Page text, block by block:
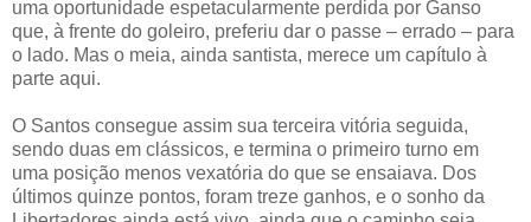
uma oportunidade espetacularmente perdida por Ganso
que, à frente do goleiro, preferiu dar o passe – errado – para
o lado. Mas o meia, ainda santista, merece um capítulo à
parte aqui.
O Santos consegue assim sua terceira vitória seguida,
sendo duas em clássicos, e termina o primeiro turno em
uma posição menos vexatória do que se ensaiava. Dos
últimos quinze pontos, foram treze ganhos, e o sonho da